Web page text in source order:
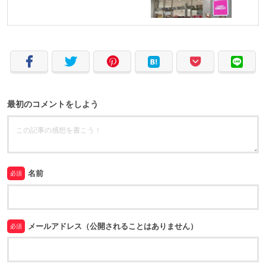
最初のコメントをしよう
必須 名前
必須 メールアドレス（公開されることはありません）